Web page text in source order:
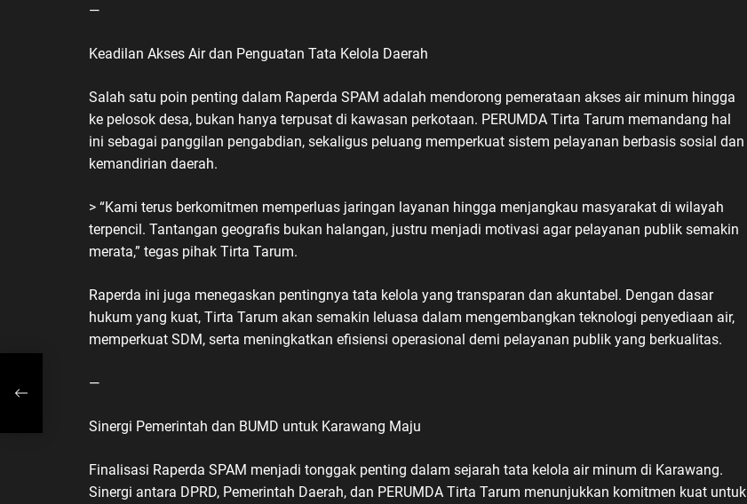
—
Keadilan Akses Air dan Penguatan Tata Kelola Daerah
Salah satu poin penting dalam Raperda SPAM adalah mendorong pemerataan akses air minum hingga
ke pelosok desa, bukan hanya terpusat di kawasan perkotaan. PERUMDA Tirta Tarum memandang hal
ini sebagai panggilan pengabdian, sekaligus peluang memperkuat sistem pelayanan berbasis sosial dan
kemandirian daerah.
> “Kami terus berkomitmen memperluas jaringan layanan hingga menjangkau masyarakat di wilayah
terpencil. Tantangan geografis bukan halangan, justru menjadi motivasi agar pelayanan publik semakin
merata,” tegas pihak Tirta Tarum.
Raperda ini juga menegaskan pentingnya tata kelola yang transparan dan akuntabel. Dengan dasar
hukum yang kuat, Tirta Tarum akan semakin leluasa dalam mengembangkan teknologi penyediaan air,
memperkuat SDM, serta meningkatkan efisiensi operasional demi pelayanan publik yang berkualitas.
—
Sinergi Pemerintah dan BUMD untuk Karawang Maju
Finalisasi Raperda SPAM menjadi tonggak penting dalam sejarah tata kelola air minum di Karawang.
Sinergi antara DPRD, Pemerintah Daerah, dan PERUMDA Tirta Tarum menunjukkan komitmen kuat untuk